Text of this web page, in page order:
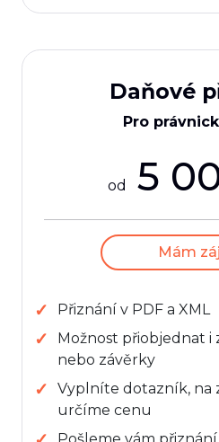
Daňové
Pro
od 5
Mám
Přiznání v PDF a XML
Možnost přiobjednat
nebo závěrky
Vyplníte dotazník, na
určíme cenu